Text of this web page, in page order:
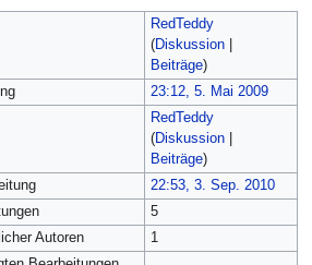
RedTeddy
(Diskussion|
Beiträge)
23:12, 5. Mai 2009
RedTeddy
(Diskussion|
Beiträge)
22:53, 3. Sep. 2010
5
Autoren
1